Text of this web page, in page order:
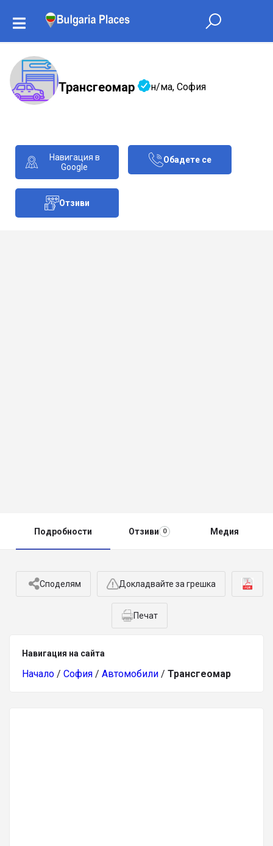
Трансгеомар н/ма, София
Навигация в
Google
Обадете се
Отзиви
Подробности Отзиви 0 Медия
Споделям Докладвайте за грешка
Печат
Навигация на сайта
Начало / София / Автомобили / Трансгеомар